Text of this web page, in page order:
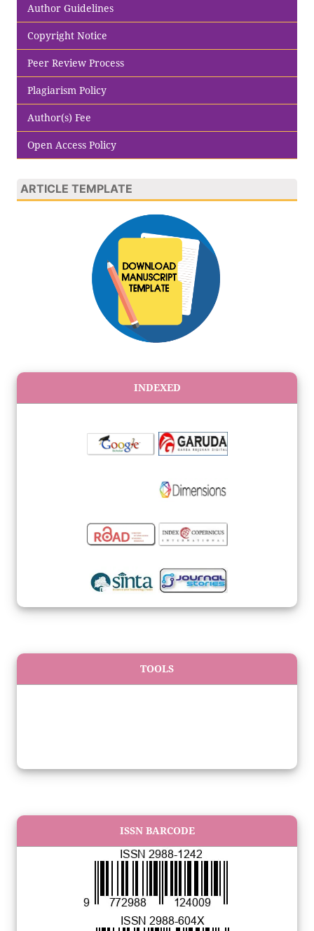
Author Guidelines
Copyright Notice
Peer Review Process
Plagiarism Policy
Author(s) Fee
Open Access Policy
ARTICLE TEMPLATE
INDEXED
TOOLS
ISSN BARCODE